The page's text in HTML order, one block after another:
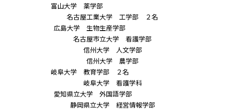
富山大学 薬学部
名古屋工業大学 工学部 ２名
広島大学 生物生産学部
名古屋市立大学 看護学部
信州大学 人文学部
信州大学 農学部
岐阜大学 教育学部 ２名
岐阜大学 看護学科
愛知県立大学 外国語学部
静岡県立大学 経営情報学部